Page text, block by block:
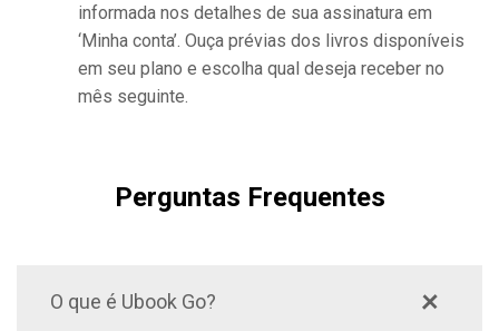
informada nos detalhes de sua assinatura em
‘Minha conta’. Ouça prévias dos livros disponíveis
em seu plano e escolha qual deseja receber no
mês seguinte.
Perguntas Frequentes
O que é Ubook Go?